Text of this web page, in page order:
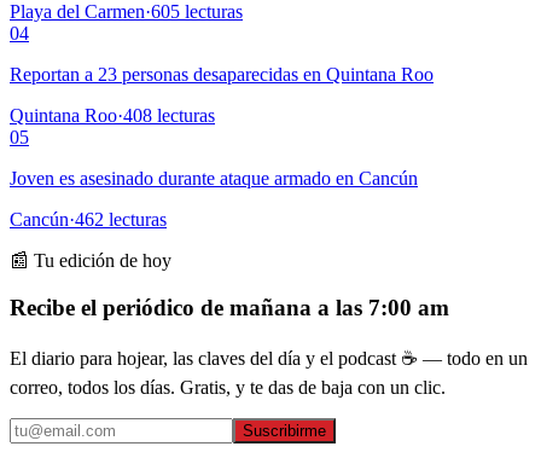
Playa del Carmen·605 lecturas
04
Reportan a 23 personas desaparecidas en Quintana Roo
Quintana Roo·408 lecturas
05
Joven es asesinado durante ataque armado en Cancún
Cancún·462 lecturas
📰 Tu edición de hoy
Recibe el periódico de mañana a las 7:00 am
El diario para hojear, las claves del día y el podcast ☕ — todo en un
correo, todos los días. Gratis, y te das de baja con un clic.
Suscribirme